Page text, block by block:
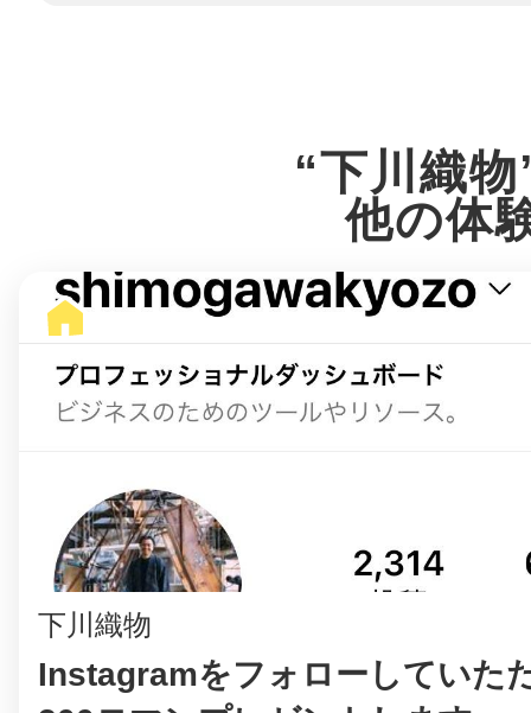
“下川織物
他の体
下川織物
Instagramをフォローしていた
相模原
渋谷区